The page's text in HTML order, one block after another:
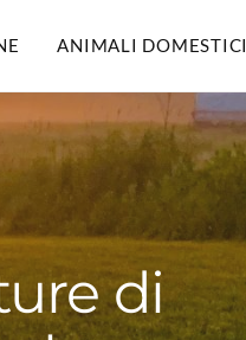
ANIMALI DOMESTICI
di